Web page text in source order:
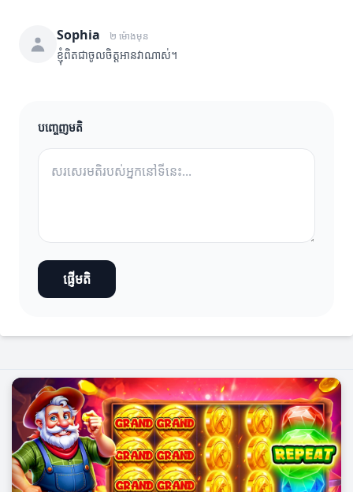
Sophia ២ ម៉ោងមុន
ខ្ញុំពិតជាចូលចិត្តអានវាណាស់។
បញ្ចេញមតិ
ផ្ញើមតិ